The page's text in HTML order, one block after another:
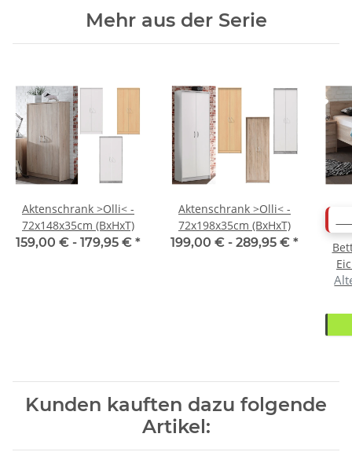
Mehr aus der Serie
Aktenschrank >Olli< -
72x148x35cm (BxHxT)
159,00 € - 179,95 € *
Aktenschrank >Olli< -
72x198x35cm (BxHxT)
199,00 € - 289,95 € *
Kunden kauften dazu folgende
Artikel: